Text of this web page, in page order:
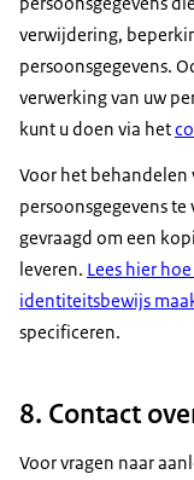
verwijdering,
persoonsgegevens.
verwerking van uw
kunt u doen via het
Voor het behandelen
persoonsgegevens
gevraagd om een
leveren. Lees hier
identiteitsbewijs
specificeren.
8. Contact
Voor vragen naar